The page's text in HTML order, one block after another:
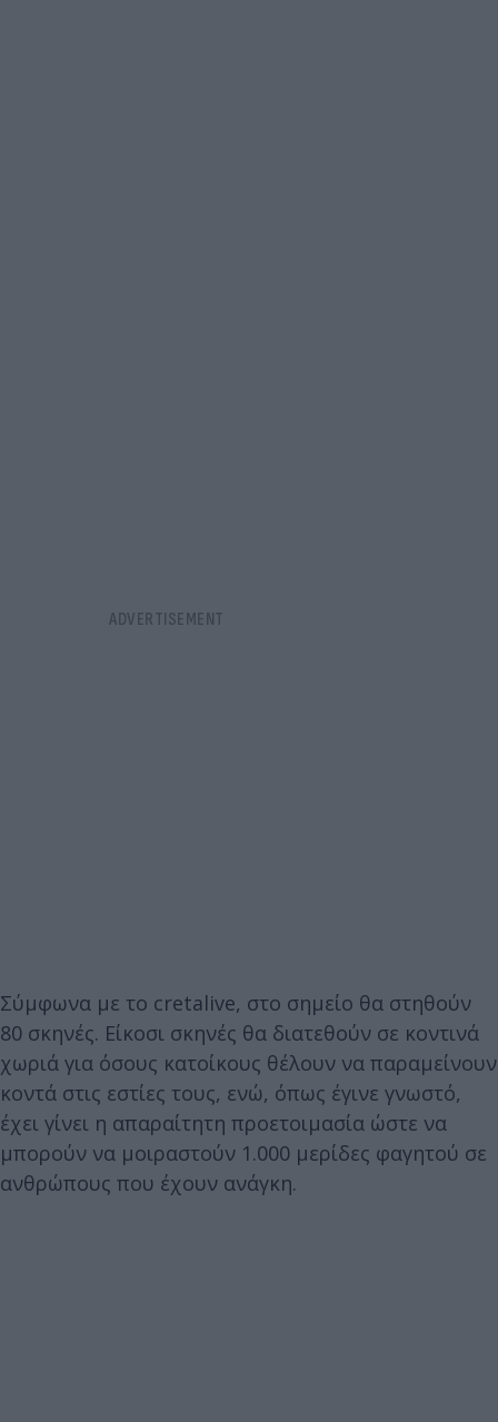
Σύμφωνα με το cretalive, στο σημείο θα στηθούν
80 σκηνές. Είκοσι σκηνές θα διατεθούν σε κοντινά
χωριά για όσους κατοίκους θέλουν να παραμείνουν
κοντά στις εστίες τους, ενώ, όπως έγινε γνωστό,
έχει γίνει η απαραίτητη προετοιμασία ώστε να
μπορούν να μοιραστούν 1.000 μερίδες φαγητού σε
ανθρώπους που έχουν ανάγκη.